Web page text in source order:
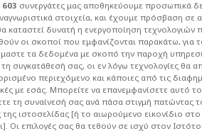
στο NBA
Μπάσκετ Euroleague
του Bloomberg, το
μεγάλοι σύλλογοι της
χωρίς εγγυήσεις,
603 συνεργάτες μας αποθηκεύουμε προσωπικά
στοιχεία, και έχουμε πρόσβαση σε
καταστεί δυνατή η ενεργοποίηση τεχνολογιών
οι σκοποί που εμφανίζονται παρακάτω, για
τα δεδομένα με σκοπό την παροχή
συγκατάθεσή σας, οι εν λόγω τεχνολογίες θα
περιεχόμενο και κάποιες από τις
με εσάς. Μπορείτε να επανεμφανίσετε αυτό το
τη συναίνεσή σας ανά πάσα στιγμή πατώντας
ιστοσελίδας [ή το αιωρούμενο εικονίδιο
Οι επιλογές σας θα τεθούν σε ισχύ στον